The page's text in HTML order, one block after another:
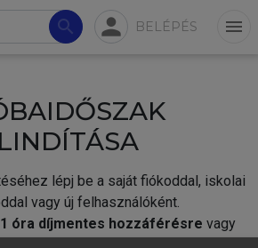
search person BELÉPÉS menu
lépj be a saját fiókoddal, iskolai
vagy új felhasználóként.
1 óra díjmentes hozzáférésre vagy